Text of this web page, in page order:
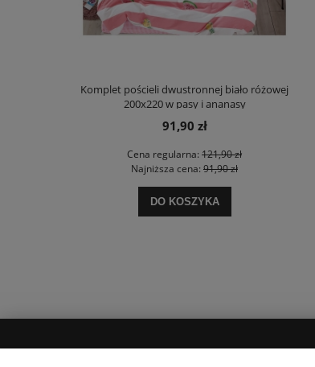
Komplet pościeli dwustronnej biało różowej
200x220 w pasy i ananasy
91,90 zł
Cena regularna: 121,90 zł
Najniższa cena: 91,90 zł
DO KOSZYKA